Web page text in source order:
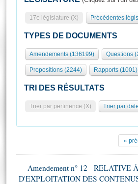
Présidence
577 députés
Groupes politiques
Séance publique
Commissions et autres organes
Europe et International
Pétitions
Projets de loi
Propositions de loi
Rôle et pouvoirs de l'Assemblée
Organisation de l'Assemblée
Présidence Conférence des
Statistiques et chiffres clés
( Constitution | Règlement de
Visiter l'Assemblée
Visite virtuelle du palais
Assister à une séance
Contacts et plan d'accès
17e législature (X) Précédentes
TYPES DE DOCUMENTS
Amendements (136199) Questions
Propositions (2244) Rapports (1001)
TRI DES RÉSULTATS
Trier par pertinence (X) Trier par
«
Amendement n° 12 - RELATIVE
D'EXPLOITATION DES